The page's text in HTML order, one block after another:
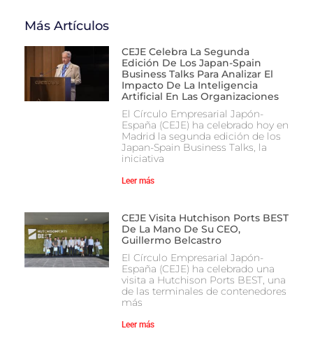
Más Artículos
CEJE Celebra La Segunda
Edición De Los Japan-Spain
Business Talks Para Analizar El
Impacto De La Inteligencia
Artificial En Las Organizaciones
El Círculo Empresarial Japón-
España (CEJE) ha celebrado hoy en
Madrid la segunda edición de los
Japan-Spain Business Talks, la
iniciativa
Leer más
CEJE Visita Hutchison Ports BEST
De La Mano De Su CEO,
Guillermo Belcastro
El Círculo Empresarial Japón-
España (CEJE) ha celebrado una
visita a Hutchison Ports BEST, una
de las terminales de contenedores
más
Leer más